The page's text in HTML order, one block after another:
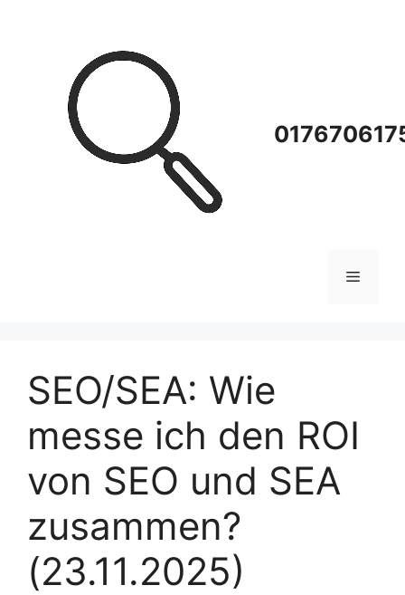
Menü
SEO/SEA: Wie
messe ich den ROI
von SEO und SEA
zusammen?
(23.11.2025)